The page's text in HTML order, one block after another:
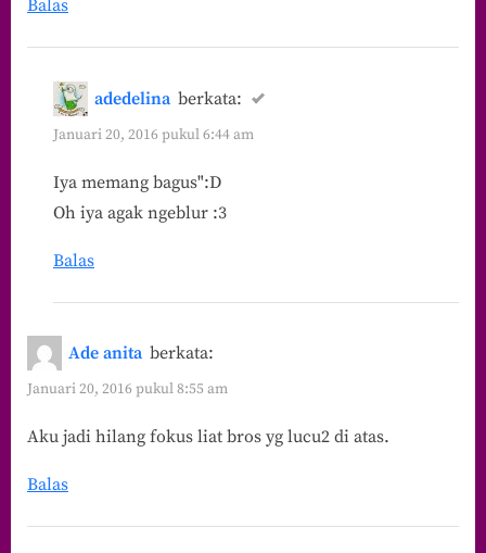
Balas
adedelina berkata:
Januari 20, 2016 pukul 6:44 am
Iya memang bagus":D
Oh iya agak ngeblur :3
Balas
Ade anita berkata:
Januari 20, 2016 pukul 8:55 am
Aku jadi hilang fokus liat bros yg lucu2 di atas.
Balas